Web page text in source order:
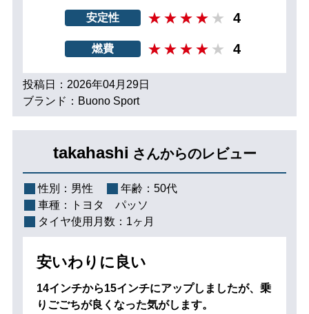
安定性 4
燃費 4
投稿日：2026年04月29日
ブランド：Buono Sport
takahashi さんからのレビュー
性別： 男性 年齢： 50代
車種：
トヨタ パッソ
タイヤ使用月数： 1ヶ月
安いわりに良い
14インチから15インチにアップしましたが、乗
りごごちが良くなった気がします。